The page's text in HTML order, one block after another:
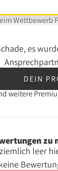
Wettbewerb
es
DEIN
weitere
zu
leer